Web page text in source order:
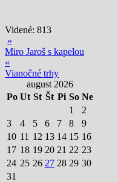
Videné: 813
»
Miro Jaroš s kapelou
«
Vianočné trhy
august 2026
Po Ut St Št Pi So Ne
1
2
3
4 5 6 7 8
9
10 11 12 13 14 15 16
17 18 19 20 21 22 23
24 25 26 27 28 29 30
31